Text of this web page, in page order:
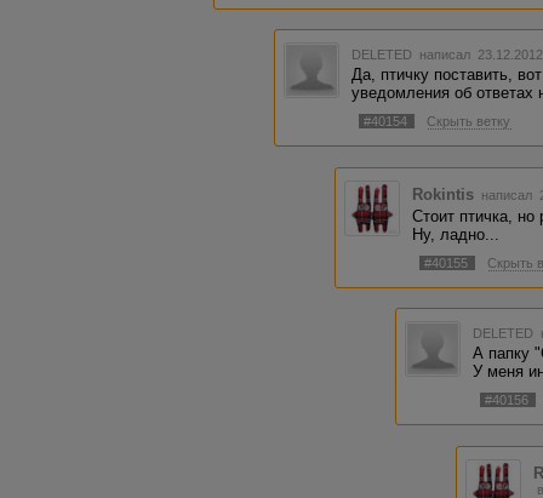
DELETED написал
Да, птичку поставить,
уведомления об
#40154 Скрыть ветку
Rokintis написал
Стоит птичка, но
Ну, ладно...
#40155 Скрыть
DELETED
А папку
У меня
#40156